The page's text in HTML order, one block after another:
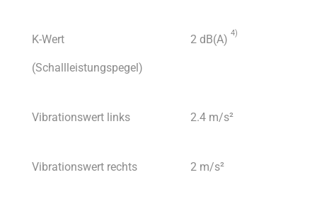
K-Wert
(Schallleistungspegel)
2 dB(A) 4)
Vibrationswert links 2.4 m/s²
Vibrationswert rechts 2 m/s²